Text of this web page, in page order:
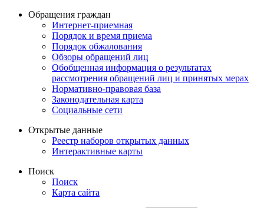
Обращения граждан
Интернет-приемная
Порядок и время приема
Порядок обжалования
Обзоры обращений лиц
Обобщенная информация о результатах
рассмотрения обращений лиц и принятых мерах
Нормативно-правовая база
Законодательная карта
Социальные сети
Открытые данные
Реестр наборов открытых данных
Интерактивные карты
Поиск
Поиск
Карта сайта